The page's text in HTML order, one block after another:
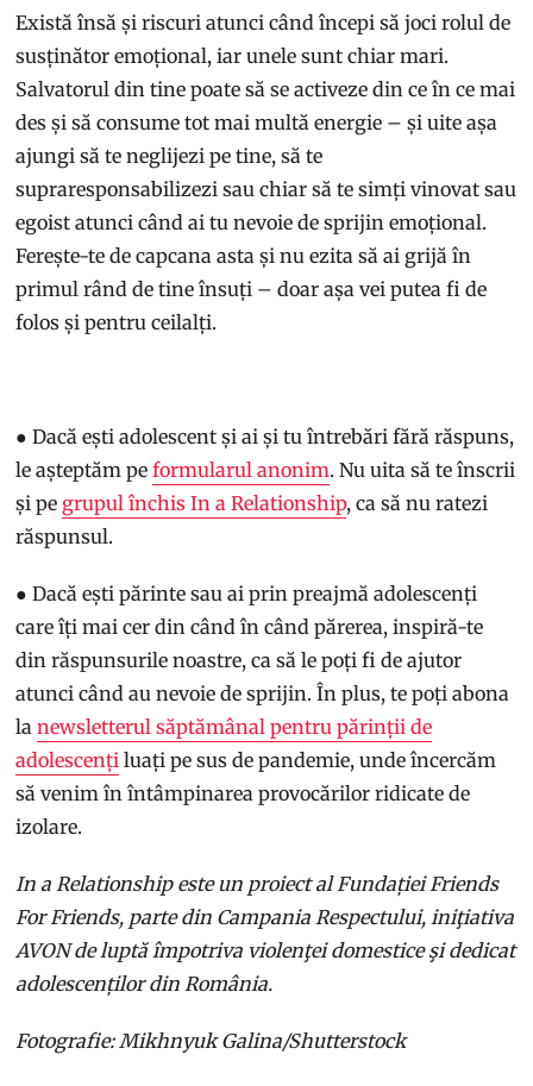
Există însă și riscuri atunci când începi să joci rolul de
susținător emoțional, iar unele sunt chiar mari.
Salvatorul din tine poate să se activeze din ce în ce mai
des și să consume tot mai multă energie – și uite așa
ajungi să te neglijezi pe tine, să te
supraresponsabilizezi sau chiar să te simți vinovat sau
egoist atunci când ai tu nevoie de sprijin emoțional.
Ferește-te de capcana asta și nu ezita să ai grijă în
primul rând de tine însuți – doar așa vei putea fi de
folos și pentru ceilalți.
● Dacă ești adolescent și ai și tu întrebări fără răspuns,
le așteptăm peformularul anonim. Nu uita să te înscrii
și pe grupul închis In a Relationship, ca să nu ratezi
răspunsul.
● Dacă ești părinte sau ai prin preajmă adolescenți
care îți mai cer din când în când părerea, inspiră-te
din răspunsurile noastre, ca să le poți fi de ajutor
atunci când au nevoie de sprijin. În plus, te poți abona
lanewsletterul săptămânal pentru părinții de
adolescenți luați pe sus de pandemie, unde încercăm
să venim în întâmpinarea provocărilor ridicate de
izolare.
In a Relationship este un proiect al Fundației Friends
For Friends, parte din Campania Respectului, iniţiativa
AVON de luptă împotriva violenţei domestice şi dedicat
adolescenților din România.
Fotografie: Mikhnyuk Galina/Shutterstock